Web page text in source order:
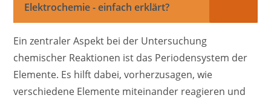
Elektrochemie - einfach erklärt?
Ein zentraler Aspekt bei der Untersuchung
chemischer Reaktionen ist das Periodensystem der
Elemente. Es hilft dabei, vorherzusagen, wie
verschiedene Elemente miteinander reagieren und